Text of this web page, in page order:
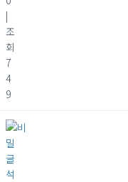
|
조
회
7
4
9
석